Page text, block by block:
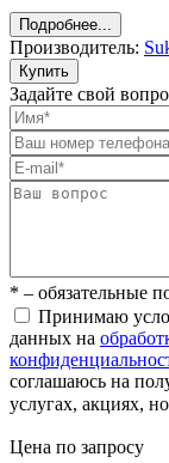
Подробнее...
Производитель:
Купить
Задайте свой
* – обязательные
Принимаю
данных на
соглашаюсь на
услугах, акциях,
Цена по запросу